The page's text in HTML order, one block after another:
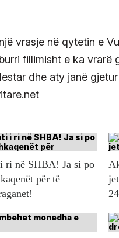
vrasje në qytetin e
fillimisht e ka vrarë
dhe aty janë
ri në SHBA! Ja si po
për të